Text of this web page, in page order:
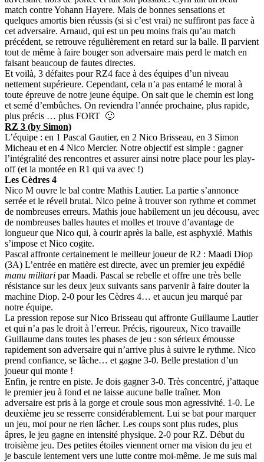
match contre Yohann Hayere. Mais de bonnes sensations et
quelques amortis bien réussis (si si c’est vrai) ne suffiront pas face à
cet adversaire. Arnaud, qui est un peu moins frais qu’au match
précédent, se retrouve régulièrement en retard sur la balle. Il parvient
tout de même à faire bouger son adversaire mais perd le match en
faisant beaucoup de fautes directes.
Et voilà, 3 défaites pour RZ4 face à des équipes d’un niveau
nettement supérieure. Cependant, cela n’a pas entamé le moral à
toute épreuve de notre jeune équipe. On sait que le chemin est long
et semé d’embûches. On reviendra l’année prochaine, plus rapide,
plus précis … plus FORT 🙂
RZ 3 (by Simon)
L’équipe : en 1 Pascal Gautier, en 2 Nico Brisseau, en 3 Simon
Micheau et en 4 Nico Mercier. Notre objectif est simple : gagner
l’intégralité des rencontres et assurer ainsi notre place pour les play-
off (et la montée en R1 qui va avec !)
Les Cèdres 4
Nico M ouvre le bal contre Mathis Lautier. La partie s’annonce
serrée et le réveil brutal. Nico peine à trouver son rythme et commet
de nombreuses erreurs. Mathis joue habilement un jeu décousu, avec
de nombreuses balles hautes et molles et trouve d’avantage de
longueur que Nico qui, à courir après la balle, est asphyxié. Mathis
s’impose et Nico cogite.
Pascal affronte certainement le meilleur joueur de R2 : Maadi Diop
(3A) L’entrée en matière est directe, avec un premier jeu expédié
manu militari par Maadi. Pascal se rebelle et offre une très belle
résistance sur les deux jeux suivants sans parvenir à faire douter la
machine Diop. 2-0 pour les Cèdres 4… et aucun jeu marqué par
notre équipe.
La pression repose sur Nico Brisseau qui affronte Guillaume Lautier
et qui n’a pas le droit à l’erreur. Précis, rigoureux, Nico travaille
Guillaume dans toutes les phases de jeu : son sérieux émousse
rapidement son adversaire qui n’arrive plus à suivre le rythme. Nico
prend confiance, se lâche… et gagne 3-0. Belle prestation d’un
joueur qui monte !
Enfin, je rentre en piste. Je dois gagner 3-0. Très concentré, j’attaque
le premier jeu à fond et ne laisse aucune balle traîner. Mon
adversaire est pris à la gorge et croule sous mon agressivité. 1-0. Le
deuxième jeu se resserre considérablement. Lui se bat pour marquer
un jeu, moi pour ne rien lâcher. Les coups sont plus rudes, plus
âpres, le jeu gagne en intensité physique. 2-0 pour RZ. Début du
troisième jeu. Des petites étoiles viennent orner ma vision du jeu et
je bascule lentement vers une lutte contre moi-même. Je me suis mal